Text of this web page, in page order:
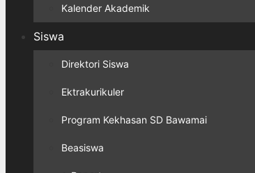
Kalender Akademik
Siswa
Direktori Siswa
Ektrakurikuler
Program Kekhasan SD Bawamai
Beasiswa